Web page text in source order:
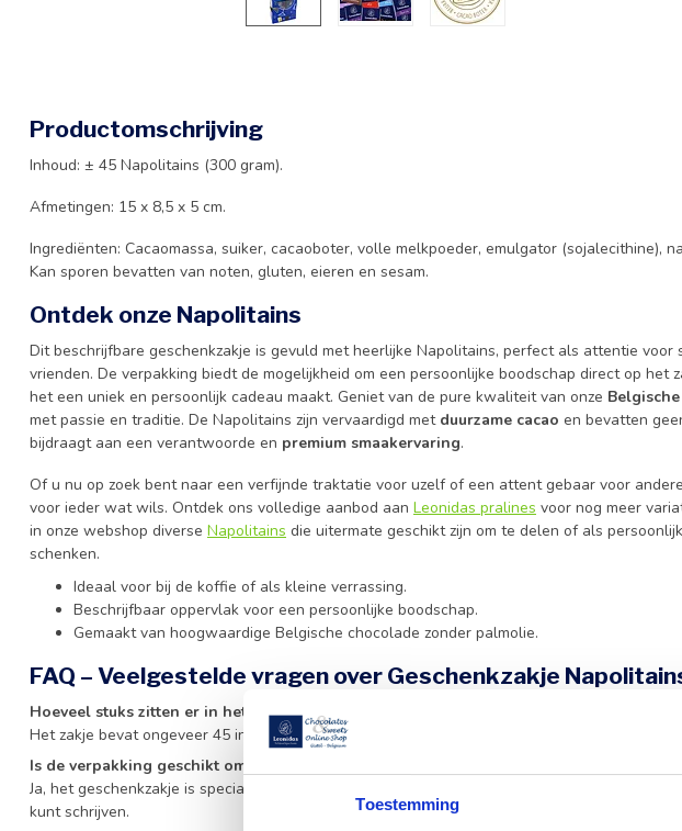
Toestemming
Productomschrijving
Inhoud: ± 45 Napolitains (300 gram).
Afmetingen: 15 x 8,5 x 5 cm.
Ingrediënten: Cacaomassa, suiker, cacaoboter, volle melkpoeder, emulgator (sojalecithine),
Kan sporen bevatten van noten, gluten, eieren en sesam.
Ontdek onze Napolitains
Dit beschrijfbare geschenkzakje is gevuld met heerlijke Napolitains, perfect als attentie voor
vrienden. De verpakking biedt de mogelijkheid om een persoonlijke boodschap direct op het
het een uniek en persoonlijk cadeau maakt. Geniet van de pure kwaliteit van onze
met passie en traditie. De Napolitains zijn vervaardigd met duurzame cacao en bevatten
bijdraagt aan een verantwoorde en premium smaakervaring.
Of u nu op zoek bent naar een verfijnde traktatie voor uzelf of een attent gebaar voor
voor ieder wat wils. Ontdek ons volledige aanbod aan Leonidas pralines voor nog meer
in onze webshop diverse Napolitains die uitermate geschikt zijn om te delen of als
schenken.
Ideaal voor bij de koffie of als kleine verrassing.
Beschrijfbaar oppervlak voor een persoonlijke boodschap.
Gemaakt van hoogwaardige Belgische chocolade zonder palmolie.
FAQ – Veelgestelde vragen over Geschenkzakje
Hoeveel stuks zitten er in het geschenkzakje van 300g?
Het zakje bevat ongeveer 45 individueel verpakte Napolitains.
Is de verpakking geschikt om zelf te beschrijven?
Ja, het geschenkzakje is speciaal ontworpen met een oppervlak waarop u eenvoudig een
kunt schrijven.